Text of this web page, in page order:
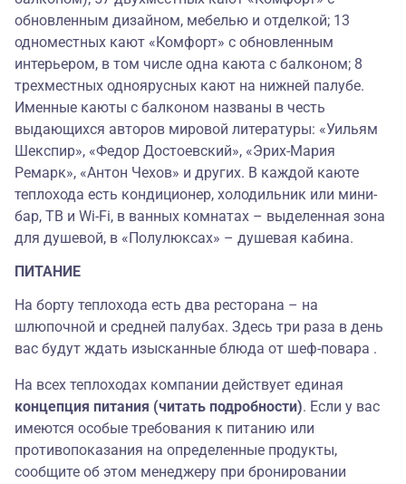
обновленным дизайном, мебелью и отделкой; 13
одноместных кают «Комфорт» с обновленным
интерьером, в том числе одна каюта с балконом; 8
трехместных одноярусных кают на нижней палубе.
Именные каюты с балконом названы в честь
выдающихся авторов мировой литературы: «Уильям
Шекспир», «Федор Достоевский», «Эрих-Мария
Ремарк», «Антон Чехов» и других. В каждой каюте
теплохода есть кондиционер, холодильник или мини-
бар, ТВ и Wi-Fi, в ванных комнатах – выделенная зона
для душевой, в «Полулюксах» – душевая кабина.
ПИТАНИЕ
На борту теплохода есть два ресторана – на
шлюпочной и средней палубах. Здесь три раза в день
вас будут ждать изысканные блюда от шеф-повара .
На всех теплоходах компании действует единая
концепция питания (читать подробности). Если у вас
имеются особые требования к питанию или
противопоказания на определенные продукты,
сообщите об этом менеджеру при бронировании